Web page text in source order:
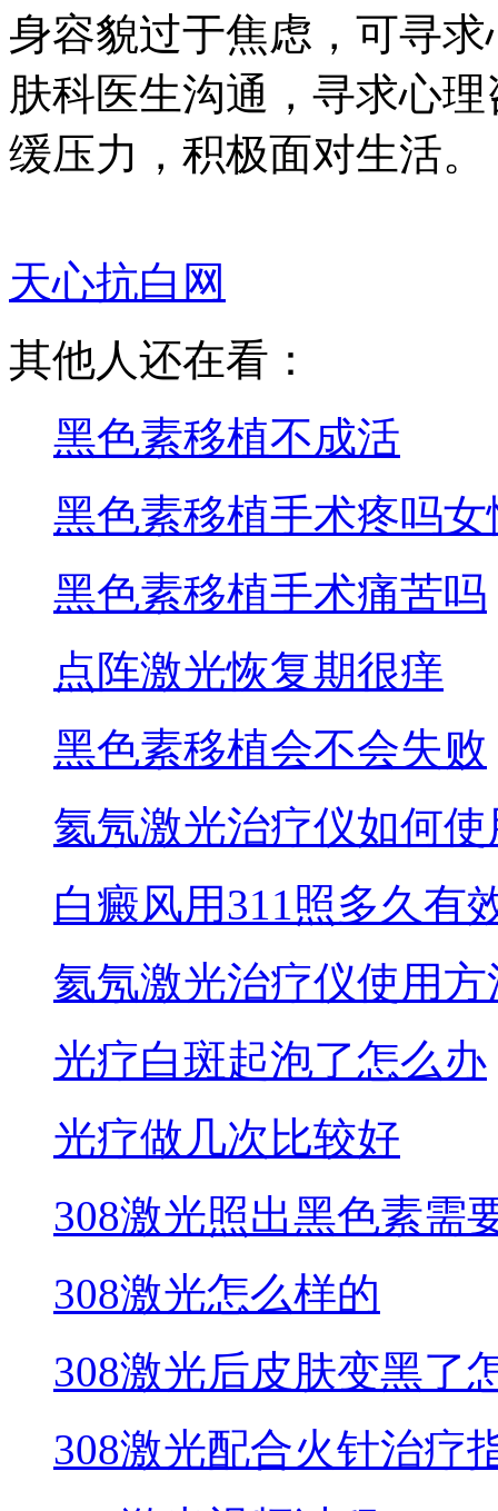
身容貌过于焦虑，可寻
肤科医生沟通，寻求心
缓压力，积极面对生活。
天心抗白网
其他人还在看：
黑色素移植不成活
黑色素移植手术疼吗女
黑色素移植手术痛苦吗
点阵激光恢复期很痒
黑色素移植会不会失败
氦氖激光治疗仪如何使
白癜风用311照多久有
氦氖激光治疗仪使用方
光疗白斑起泡了怎么办
光疗做几次比较好
308激光照出黑色素需
308激光怎么样的
308激光后皮肤变黑了
308激光配合火针治疗